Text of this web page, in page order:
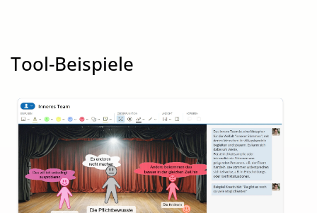
Tool-Beispiele
Inneres Team